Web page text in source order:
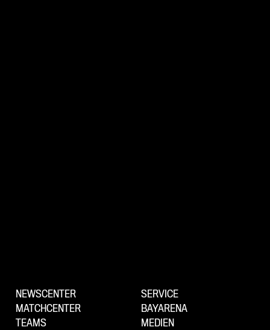
NEWSCENTER
MATCHCENTER
TEAMS
SERVICE
BAYARENA
MEDIEN